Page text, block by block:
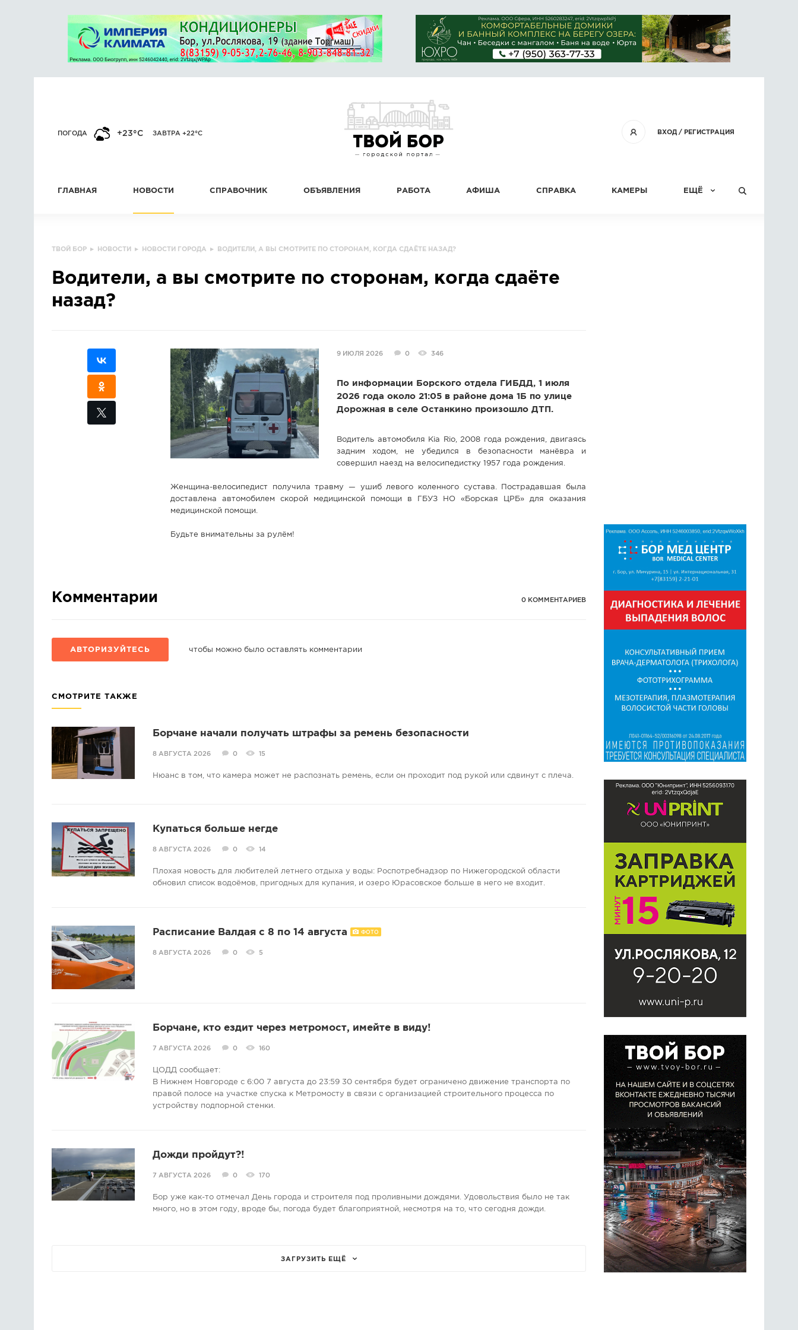
ВХОД/ РЕГИСТРАЦИЯ
ПОГОДА +23°C ЗАВТРА +22°C
ГЛАВНАЯ НОВОСТИ СПРАВОЧНИК ОБЪЯВЛЕНИЯ РАБОТА АФИША СПРАВКА КАМЕРЫ ЕЩЁ
ТВОЙ БОР ▸ НОВОСТИ ▸ НОВОСТИ ГОРОДА ▸ ВОДИТЕЛИ, А ВЫ СМОТРИТЕ ПО СТОРОНАМ, КОГДА СДАЁТЕ НАЗАД?
Водители, а вы смотрите по сторонам, когда сдаёте
назад?
9 ИЮЛЯ 2026 0 346
По информации Борского отдела ГИБДД, 1 июля
2026 года около 21:05 в районе дома 1Б по улице
Дорожная в селе Останкино произошло ДТП.
Водитель автомобиля Kia Rio, 2008 года рождения, двигаясь
задним ходом, не убедился в безопасности манёвра и
совершил наезд на велосипедистку 1957 года рождения.
Женщина-велосипедист получила травму — ушиб левого коленного сустава. Пострадавшая была
доставлена автомобилем скорой медицинской помощи в ГБУЗ НО «Борская ЦРБ» для оказания
медицинской помощи.
Будьте внимательны за рулём!
Комментарии 0 КОММЕНТАРИЕВ
АВТОРИЗУЙТЕСЬ чтобы можно было оставлять комментарии
СМОТРИТЕ ТАКЖЕ
Борчане начали получать штрафы за ремень безопасности
8 АВГУСТА 2026 0 15
Нюанс в том, что камера может не распознать ремень, если он проходит под рукой или сдвинут с плеча.
Купаться больше негде
8 АВГУСТА 2026 0 14
Плохая новость для любителей летнего отдыха у воды: Роспотребнадзор по Нижегородской области
обновил список водоёмов, пригодных для купания, и озеро Юрасовское больше в него не входит.
Расписание Валдая с 8 по 14 августа ФОТО
8 АВГУСТА 2026 0 5
Борчане, кто ездит через метромост, имейте в виду!
7 АВГУСТА 2026 0 160
ЦОДД сообщает:
В Нижнем Новгороде с 6:00 7 августа до 23:59 30 сентября будет ограничено движение транспорта по
правой полосе на участке спуска к Метромосту в связи с организацией строительного процесса по
устройству подпорной стенки.
Дожди пройдут?!
7 АВГУСТА 2026 0 170
Бор уже как-то отмечал День города и строителя под проливными дождями. Удовольствия было не так
много, но в этом году, вроде бы, погода будет благоприятной, несмотря на то, что сегодня дожди.
ЗАГРУЗИТЬ ЕЩЁ